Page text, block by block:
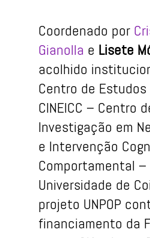
Coordenado por
Gianolla e Lisete
acolhido
Centro de
CINEICC – Centro
Investigação em
e Intervenção
Comportamental –
Universidade de
projeto UNPOP
financiamento da